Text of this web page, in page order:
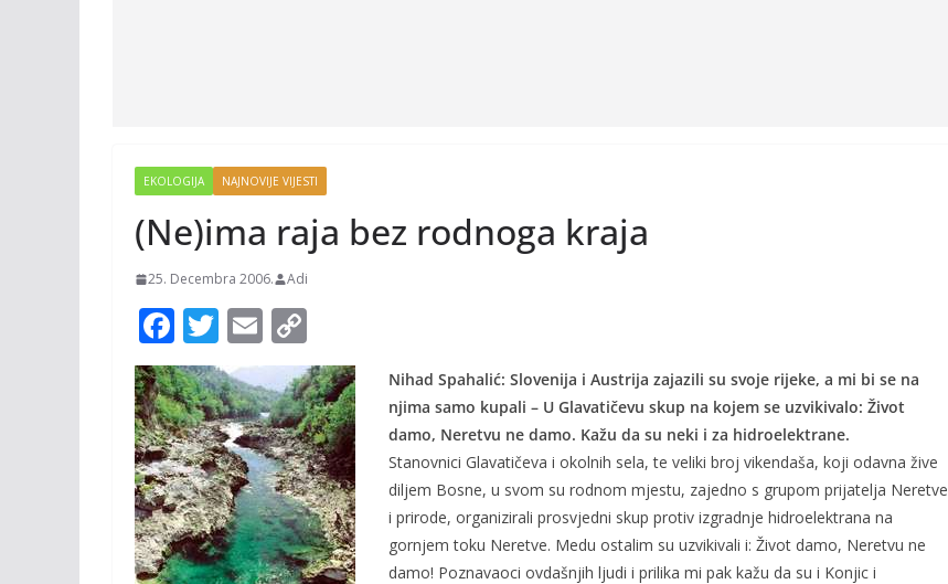
EKOLOGIJA NAJNOVIJE VIJESTI
(Ne)ima raja bez rodnoga kraja
25. Decembra 2006. Adi
F
ac
e
b
o
o
k
T
w
itt
er
E
m
ai
l
o
p
y
Li
n
k
Nihad Spahalić: Slovenija i Austrija zajazili su svoje rijeke, a mi bi se na
njima samo kupali – U Glavatičevu skup na kojem se uzvikivalo: Život
damo, Neretvu ne damo. Kažu da su neki i za hidroelektrane.
Stanovnici Glavatičeva i okolnih sela, te veliki broj vikendaša, koji odavna žive
diljem Bosne, u svom su rodnom mjestu, zajedno s grupom prijatelja Neretve
i prirode, organizirali prosvjedni skup protiv izgradnje hidroelektrana na
gornjem toku Neretve. Medu ostalim su uzvikivali i: Život damo, Neretvu ne
damo! Poznavaoci ovdašnjih ljudi i prilika mi pak kažu da su i Konjic i